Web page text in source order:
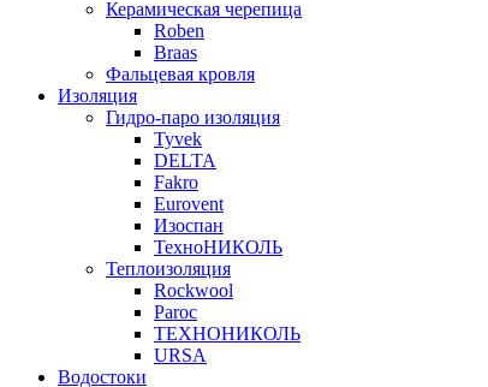
Керамическая черепица
Roben
Braas
Фальцевая кровля
Изоляция
Гидро-паро изоляция
Tyvek
DELTA
Fakro
Eurovent
Изоспан
ТехноНИКОЛЬ
Теплоизоляция
Rockwool
Paroc
ТЕХНОНИКОЛЬ
URSA
Водостоки